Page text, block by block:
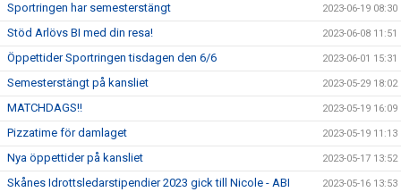
Sportringen har semesterstängt 2023-06-19 08:30
Stöd Arlövs BI med din resa! 2023-06-08 11:51
Öppettider Sportringen tisdagen den 6/6 2023-06-01 15:31
Semesterstängt på kansliet 2023-05-29 18:02
MATCHDAGS!! 2023-05-19 16:09
Pizzatime för damlaget 2023-05-19 11:13
Nya öppettider på kansliet 2023-05-17 13:52
Skånes Idrottsledarstipendier 2023 gick till Nicole - ABI 2023-05-16 13:53